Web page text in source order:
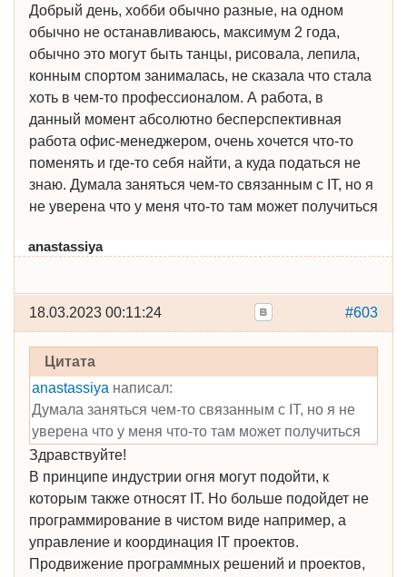
Добрый день, хобби обычно разные, на одном
обычно не останавливаюсь, максимум 2 года,
обычно это могут быть танцы, рисовала, лепила,
конным спортом занималась, не сказала что стала
хоть в чем-то профессионалом. А работа, в
данный момент абсолютно бесперспективная
работа офис-менеджером, очень хочется что-то
поменять и где-то себя найти, а куда податься не
знаю. Думала заняться чем-то связанным с IT, но я
не уверена что у меня что-то там может получиться
anastassiya
#603
18.03.2023 00:11:24
Цитата
anastassiya написал:
Думала заняться чем-то связанным с IT, но я не
уверена что у меня что-то там может получиться
Здравствуйте!
В принципе индустрии огня могут подойти, к
которым также относят IT. Но больше подойдет не
программирование в чистом виде например, а
управление и координация IT проектов.
Продвижение программных решений и проектов,